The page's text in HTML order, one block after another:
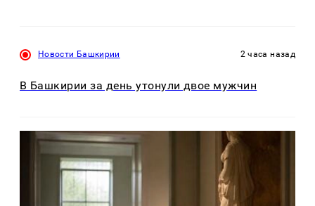
Новости Башкирии 2 часа назад
В Башкирии за день утонули двое мужчин